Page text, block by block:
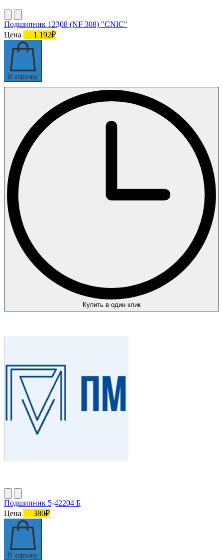
Подшипник 12308 (NF 308) "CNIC"
Цена
1 192₽
В корзину
Купить в один клик
Подшипник 5-42204 Б
Цена
380₽
В корзину